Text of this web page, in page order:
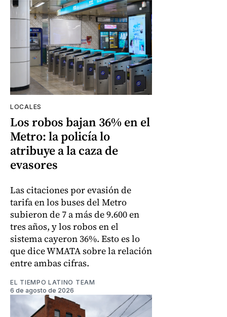
LOCALES
Los robos bajan 36% en el
Metro: la policía lo
atribuye a la caza de
evasores
Las citaciones por evasión de
tarifa en los buses del Metro
subieron de 7 a más de 9.600 en
tres años, y los robos en el
sistema cayeron 36%. Esto es lo
que dice WMATA sobre la relación
entre ambas cifras.
EL TIEMPO LATINO TEAM
6 de agosto de 2026